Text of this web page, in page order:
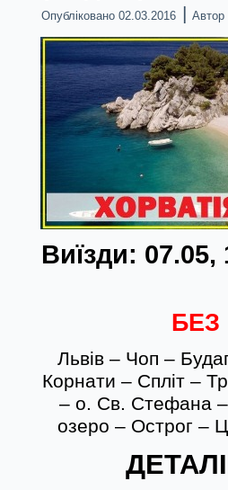
Опубліковано 02.03.2016 | Автор
Виїзди: 07.05,
БЕЗ
Львів – Чоп –
Корнати – Спліт –
– о. Св. Стефана
озеро – Острог –